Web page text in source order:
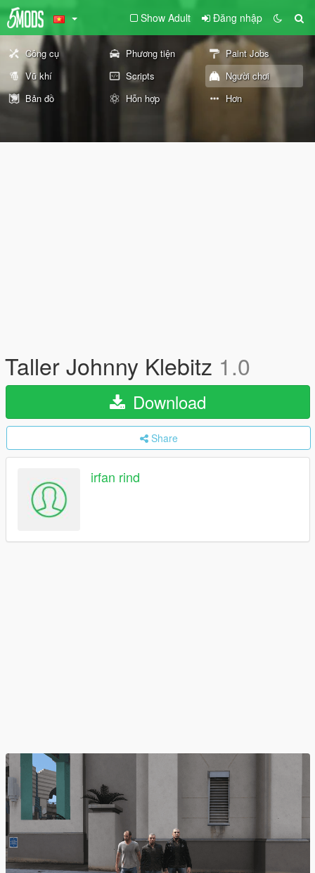
Show Adult Đăng nhập
Công cụ Phương tiện
Paint Jobs
Vũ khí
Scripts
Người chơi
Bản đồ
Hỗn hợp Hơn
Taller Johnny Klebitz 1.0
Download
Share
irfan rind